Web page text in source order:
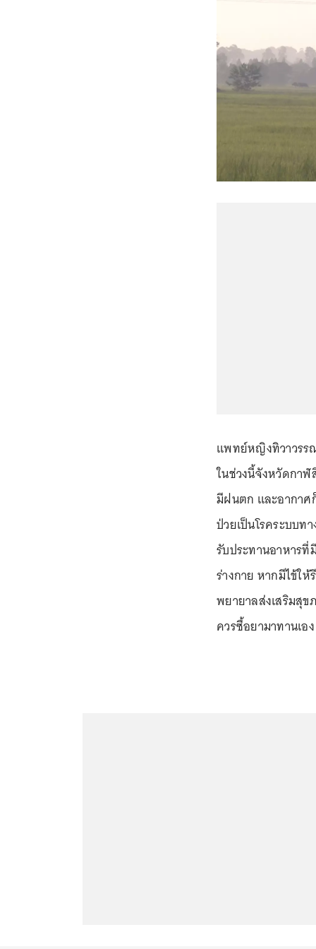
แพทย์หญิงทิวาวรร
ในช่วงนี้จังหวัดกา
มีฝนตก และอากาศ
ป่วยเป็นโรคระบบท
รับประทานอาหารที่
ร่างกาย หากมีไข้ใ
พยายาลส่งเสริมสุข
ควรซื้อยามาทานเอ